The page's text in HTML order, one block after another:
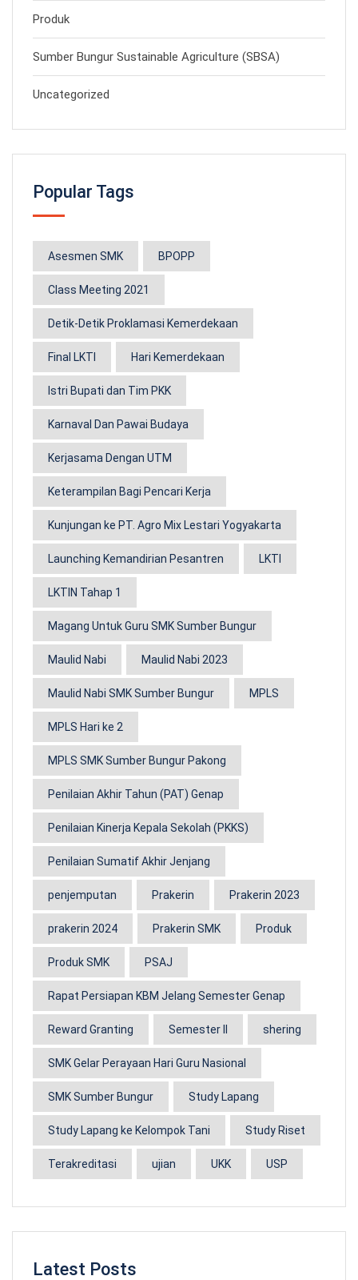
Produk
Sumber Bungur Sustainable Agriculture (SBSA)
Uncategorized
Popular Tags
Asesmen SMK BPOPP
Class Meeting 2021
Detik-Detik Proklamasi Kemerdekaan
Final LKTI Hari Kemerdekaan
Istri Bupati dan Tim PKK
Karnaval Dan Pawai Budaya
Kerjasama Dengan UTM
Keterampilan Bagi Pencari Kerja
Kunjungan ke PT. Agro Mix Lestari Yogyakarta
Launching Kemandirian Pesantren LKTI
LKTIN Tahap 1
Magang Untuk Guru SMK Sumber Bungur
Maulid Nabi Maulid Nabi 2023
Maulid Nabi SMK Sumber Bungur MPLS
MPLS Hari ke 2
MPLS SMK Sumber Bungur Pakong
Penilaian Akhir Tahun (PAT) Genap
Penilaian Kinerja Kepala Sekolah (PKKS)
Penilaian Sumatif Akhir Jenjang
penjemputan Prakerin Prakerin 2023
prakerin 2024 Prakerin SMK Produk
Produk SMK PSAJ
Rapat Persiapan KBM Jelang Semester Genap
Reward Granting Semester II shering
SMK Gelar Perayaan Hari Guru Nasional
SMK Sumber Bungur Study Lapang
Study Lapang ke Kelompok Tani Study Riset
Terakreditasi ujian UKK USP
Latest Posts